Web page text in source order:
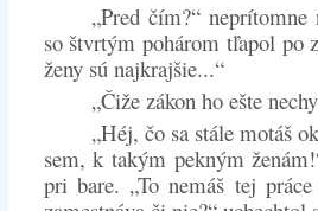
„Pred čím?“
so štvrtým pohárom tľapol po
ženy sú najkrajšie...“
„Čiže zákon ho ešte
„Héj, čo sa stále motáš
sem, k takým pekným
pri bare. „To nemáš tej